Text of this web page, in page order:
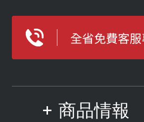
商品情報